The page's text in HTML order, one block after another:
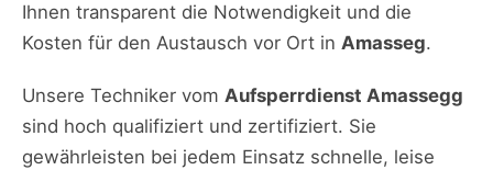
Ihnen transparent die Notwendigkeit und die
Kosten für den Austausch vor Ort in Amasseg.
Unsere Techniker vom Aufsperrdienst Amassegg
sind hoch qualifiziert und zertifiziert. Sie
gewährleisten bei jedem Einsatz schnelle, leise